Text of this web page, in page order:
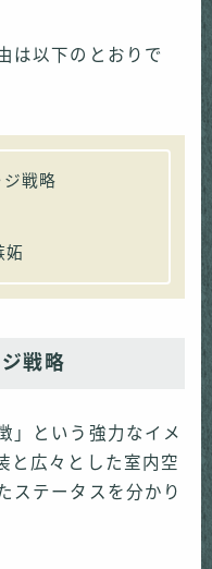
は以下のとおりで
戦略
妬
戦略
」という強力なイメ
と広々とした室内空
ステータスを分かり